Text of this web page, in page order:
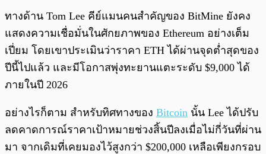
ทางด้าน Tom Lee คีย์แมนคนสำคัญของ BitMine ยังคง
แสดงความเชื่อมั่นในศักยภาพของ Ethereum อย่างเต็ม
เปี่ยม โดยเขาประเมินว่าราคา ETH ได้ผ่านจุดต่ำสุดของ
ปีนี้ไปแล้ว และมีโอกาสพุ่งทะยานแตะระดับ $9,000 ได้
ภายในปี 2026
อย่างไรก็ตาม สำหรับทิศทางของ Bitcoin นั้น Lee ได้ปรับ
ลดคาดการณ์ราคาเป้าหมายช่วงสิ้นปีลงเมื่อไม่กี่วันที่ผ่าน
มา จากเดิมที่เคยมองไว้สูงกว่า $200,000 เหลือเพียงกรอบ